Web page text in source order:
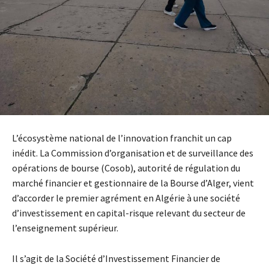
L’écosystème national de l’innovation franchit un cap
inédit. La Commission d’organisation et de surveillance des
opérations de bourse (Cosob), autorité de régulation du
marché financier et gestionnaire de la Bourse d’Alger, vient
d’accorder le premier agrément en Algérie à une société
d’investissement en capital-risque relevant du secteur de
l’enseignement supérieur.
Il s’agit de la Société d’Investissement Financier de